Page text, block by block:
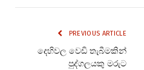
PREVIOUS ARTICLE
දෙහිවල වෙඩි තැබීමකින්
පුද්ගලයකු මරුට